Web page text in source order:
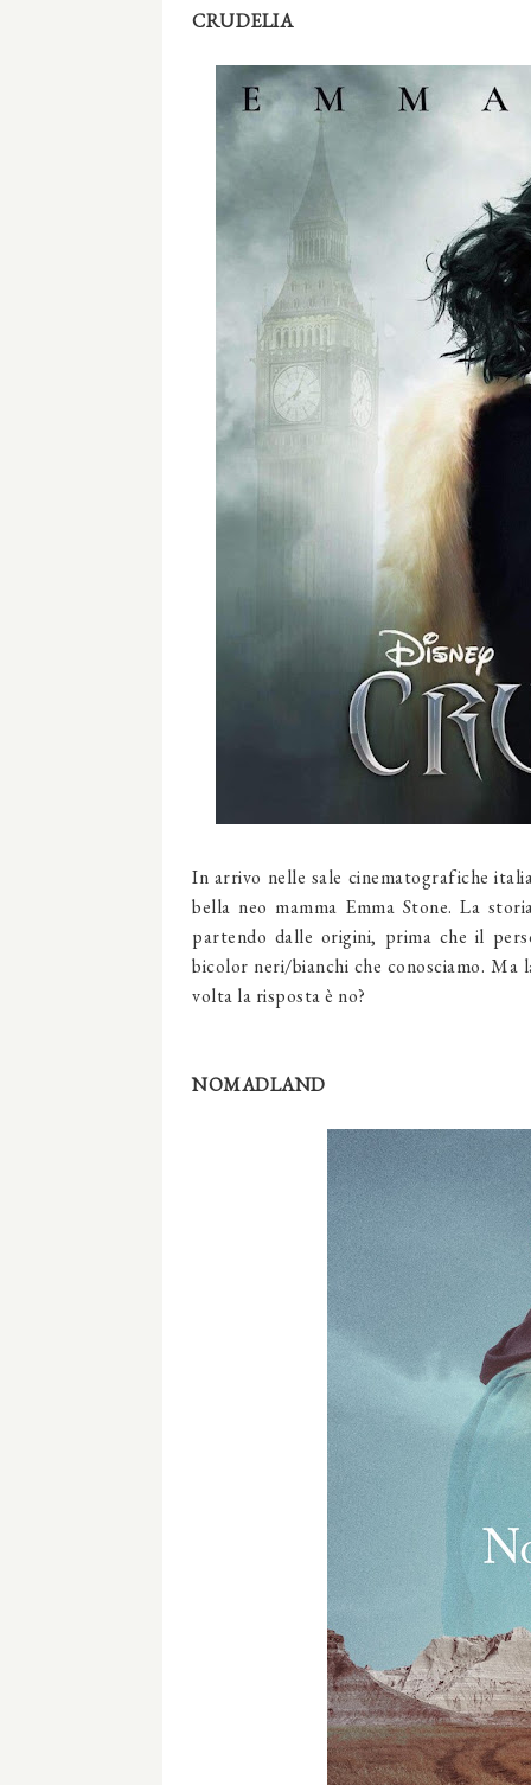
CRUDELIA
In arrivo nelle sale cinematografiche
bella neo mamma Emma Stone. La
partendo dalle origini, prima che il
bicolor neri/bianchi che conosciamo. Ma
volta la risposta è no?
NOMADLAND